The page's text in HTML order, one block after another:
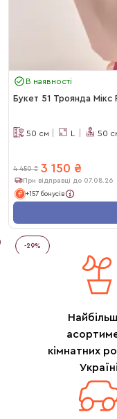
В наявності
Букет 51 Троянда Мікс
50 см L 50
4 450 ₴ 3 150 ₴
При відправці до 07.08.26
+157 бонусів
-29%
кімнатних
Україні